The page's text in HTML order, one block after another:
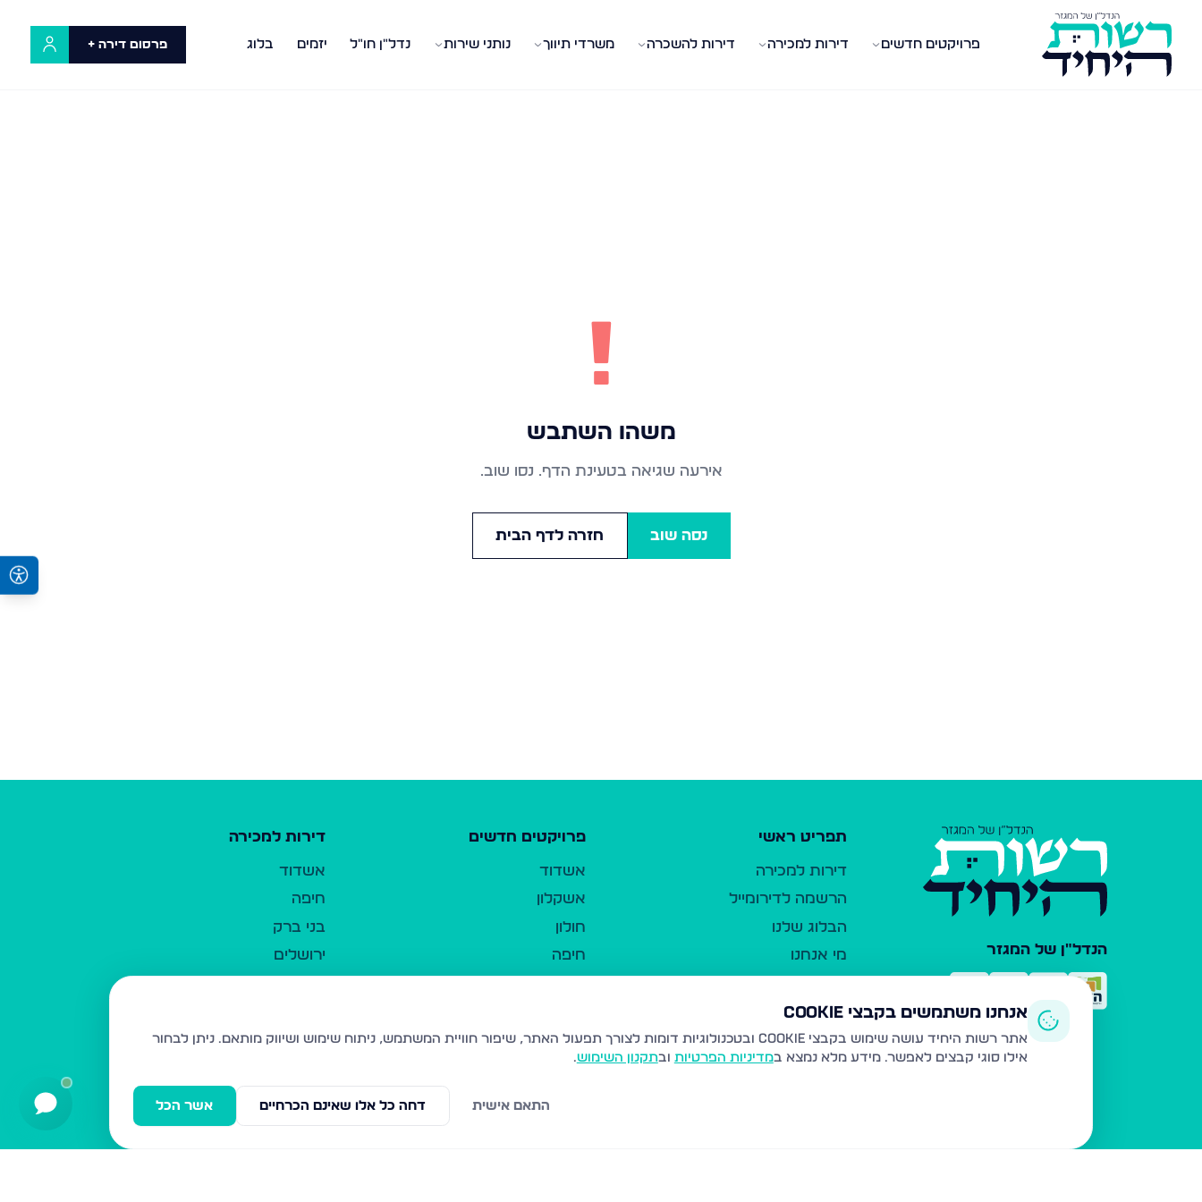
פרויקטים חדשים דירות למכירה דירות להשכרה משרדי תיווך נותני שירות נדל"ן חו"ל יזמים בלוג פרסום דירה +
!
משהו השתבש
אירעה שגיאה בטעינת הדף. נסו שוב.
נסה שוב חזרה לדף הבית
הנדל"ן של המגזר
תפריט ראשי
דירות למכירה
הרשמה לדירומייל
הבלוג שלנו
מי אנחנו
כלי עזר
פרסום ברשות היחיד
משרדי תיווך
פרויקטים חדשים
אשדוד
אשקלון
חולון
חיפה
נהריה
עמנואל
דירות למכירה
אשדוד
חיפה
בני ברק
ירושלים
בית שמש
ביתר עילית
אנחנו משתמשים בקבצי Cookie
אתר רשות היחיד עושה שימוש בקבצי Cookie ובטכנולוגיות דומות לצורך תפעול האתר, שיפור חוויית המשתמש, ניתוח שימוש ושיווק מותאם.
ניתן לבחור
אילו סוגי קבצים לאפשר. מידע מלא נמצא במדיניות הפרטיות ובתקנון השימוש.
אשר הכל דחה כל אלו שאינם הכרחיים התאם אישית